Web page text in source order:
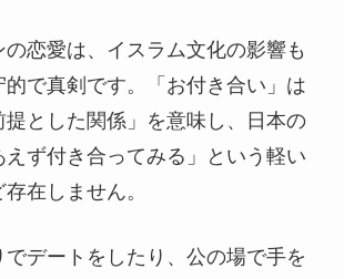
の恋愛は、イスラム文化の影響も
的で真剣です。「お付き合い」は
提とした関係」を意味し、日本の
えず付き合ってみる」という軽い
在しません。
デートをしたり、公の場で手を